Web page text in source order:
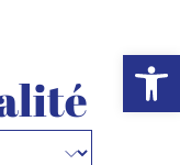
Ouvrir